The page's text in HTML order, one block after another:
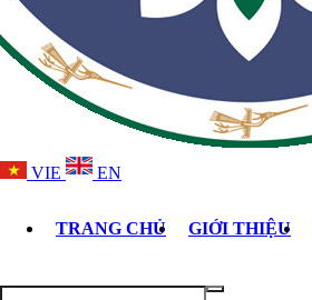
VIE EN
TRANG CHỦ GIỚI THIỆU